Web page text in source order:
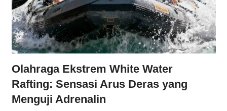
Olahraga Ekstrem White Water
Rafting: Sensasi Arus Deras yang
Menguji Adrenalin